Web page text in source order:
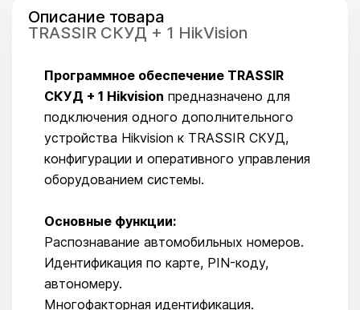
Описание товара
TRASSIR СКУД + 1 HikVision
Программное обеспечение TRASSIR
СКУД + 1 Hikvision предназначено для
подключения одного дополнительного
устройства Hikvision к TRASSIR СКУД,
конфигурации и оперативного управления
оборудованием системы.
Основные функции:
Распознавание автомобильных номеров.
Идентификация по карте, PIN-коду,
автономеру.
Многофакторная идентификация.